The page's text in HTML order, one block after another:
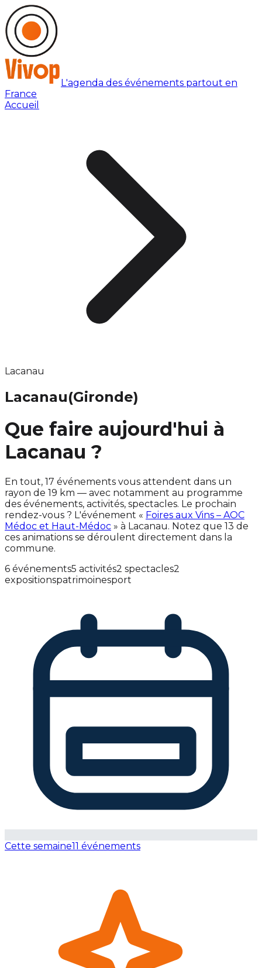
L'agenda des événements partout en
France
Accueil
Lacanau
Lacanau(Gironde)
Que faire aujourd'hui à
Lacanau ?
En tout, 17 événements vous attendent dans un
rayon de 19 km — avec notamment au programme
des événements, activités, spectacles. Le prochain
rendez-vous ? L'événement « Foires aux Vins – AOC
Médoc et Haut-Médoc » à Lacanau. Notez que 13 de
ces animations se déroulent directement dans la
commune.
6 événements5 activités2 spectacles2
expositionspatrimoinesport
Cette semaine11 événements